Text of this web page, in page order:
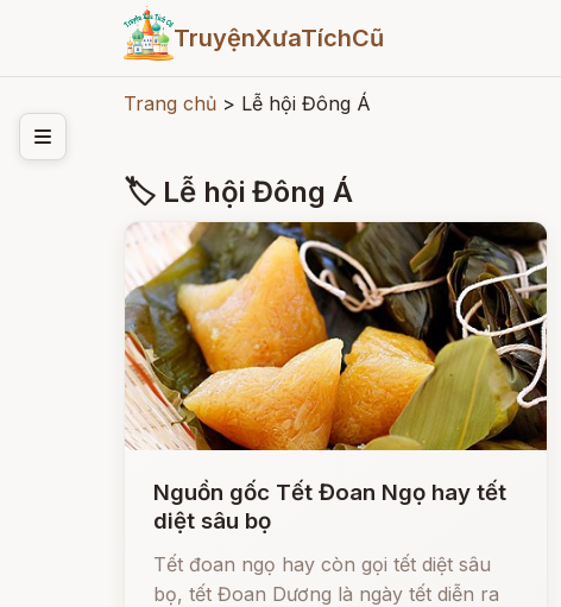
TruyệnXưaTíchCũ
Trang chủ > Lễ hội Đông Á
🏷 Lễ hội Đông Á
Nguồn gốc Tết Đoan Ngọ hay tết
diệt sâu bọ
Tết đoan ngọ hay còn gọi tết diệt sâu
bọ, tết Đoan Dương là ngày tết diễn ra